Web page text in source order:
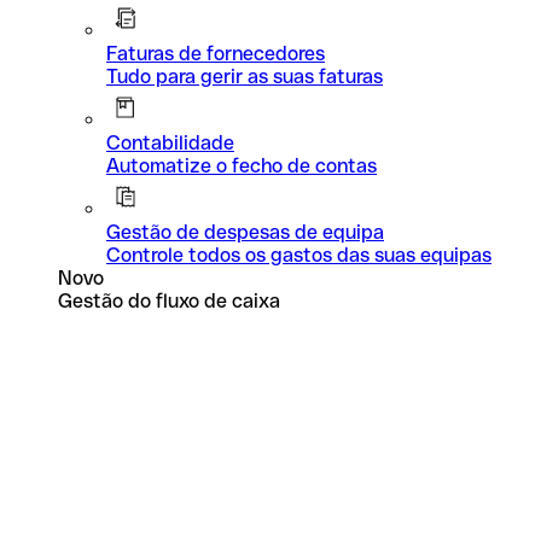
Faturas de fornecedores
Tudo para gerir as suas faturas
Contabilidade
Automatize o fecho de contas
Gestão de despesas de equipa
Controle todos os gastos das suas equipas
Novo
Gestão do fluxo de caixa